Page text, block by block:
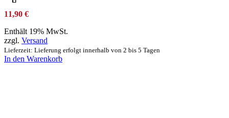
11,90 €
Enthält 19% MwSt.
zzgl. Versand
Lieferzeit: Lieferung erfolgt innerhalb von 2 bis 5 Tagen
In den Warenkorb